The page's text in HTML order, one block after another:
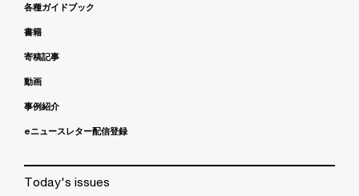
各種ガイドブック
書籍
寄稿記事
動画
事例紹介
eニュースレター配信登録
Today's issues